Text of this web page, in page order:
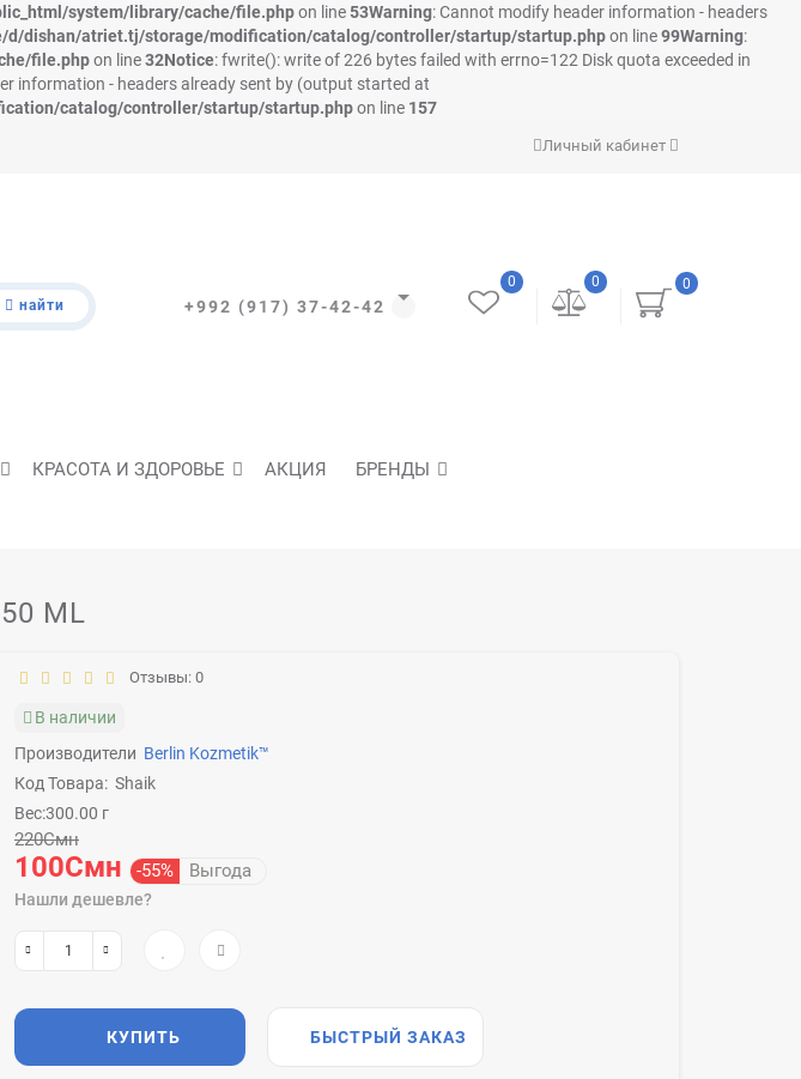
system/library/cache/file.phpon line53Warning: Cannot modify header information - headers
d/dishan/atriet.tj/storage/modification/catalog/controller/startup/startup.phpon line99Warning:
file.phpon line32Notice: fwrite(): write of 226 bytes failed with errno=122 Disk quota exceeded in
information - headers already sent by (output started at
catalog/controller/startup/startup.phpon line 157
Личный кабинет
найти +992 (917) 37-42-42
0
0
0
КРАСОТА И ЗДОРОВЬЕ АКЦИЯ БРЕНДЫ
ML
Отзывы: 0
В наличии
Производители Berlin Kozmetik™
Код Товара: Shaik
Вес:300.00 г
220Смн
100Смн -55% Выгода
Нашли дешевле?
КУПИТЬ БЫСТРЫЙ ЗАКАЗ